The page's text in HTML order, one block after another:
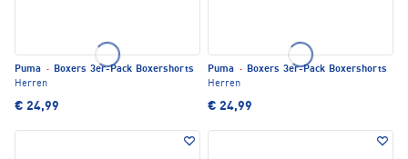
Puma · Boxers 3er-Pack Boxershorts
Herren
€ 24,99
Puma · Boxers 3er-Pack Boxershorts
Herren
€ 24,99